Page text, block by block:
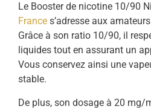
Le Booster de nicotine 10/90
France s’adresse aux
Grâce à son ratio 10/90, il
liquides tout en assurant un
Vous conservez ainsi une
stable.
De plus, son dosage à 20